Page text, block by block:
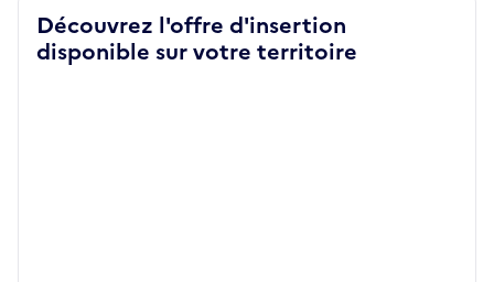
Découvrez l'offre d'insertion
disponible sur votre territoire